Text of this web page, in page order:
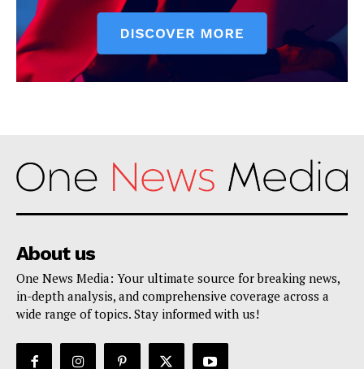
About us
One News Media: Your ultimate source for breaking news,
in-depth analysis, and comprehensive coverage across a
wide range of topics. Stay informed with us!